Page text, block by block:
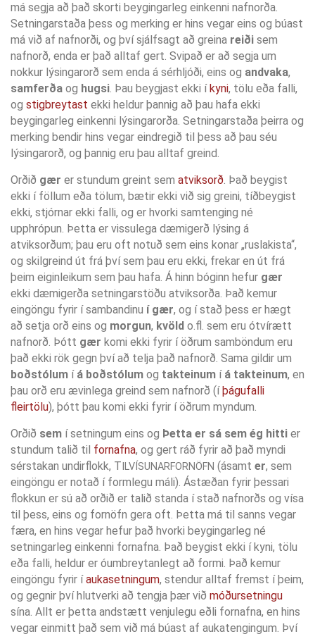
má segja að það skorti beygingarleg einkenni nafnorða.
Setningarstaða þess og merking er hins vegar eins og búast
má við af nafnorði, og því sjálfsagt að greina reiði sem
nafnorð, enda er það alltaf gert. Svipað er að segja um
nokkur lýsingarorð sem enda á sérhljóði, eins og andvaka,
samferða og hugsi. Þau beygjast ekki íkyni, tölu eða falli,
og stigbreytast ekki heldur þannig að þau hafa ekki
beygingarleg einkenni lýsingarorða. Setningarstaða þeirra og
merking bendir hins vegar eindregið til þess að þau séu
lýsingarorð, og þannig eru þau alltaf greind.
Orðið gær er stundum greint sem atviksorð. Það beygist
ekki í föllum eða tölum, bætir ekki við sig greini, tíðbeygist
ekki, stjórnar ekki falli, og er hvorki samtenging né
upphrópun. Þetta er vissulega dæmigerð lýsing á
atviksorðum; þau eru oft notuð sem eins konar „ruslakista“,
og skilgreind út frá því sem þau eru ekki, frekar en út frá
þeim eiginleikum sem þau hafa. Á hinn bóginn hefur gær
ekki dæmigerða setningarstöðu atviksorða. Það kemur
eingöngu fyrir í sambandinu í gær, og í stað þess er hægt
að setja orð eins og morgun, kvöld o.fl. sem eru ótvírætt
nafnorð. Þótt gær komi ekki fyrir í öðrum samböndum eru
það ekki rök gegn því að telja það nafnorð. Sama gildir um
boðstólum í á boðstólum og takteinum í á takteinum, en
þau orð eru ævinlega greind sem nafnorð (íþágufalli
fleirtölu), þótt þau komi ekki fyrir í öðrum myndum.
Orðið sem í setningum eins og Þetta er sá sem ég hitti er
stundum talið til fornafna, og gert ráð fyrir að það myndi
sérstakan undirflokk, T ILVÍSUNARFORNÖFN (ásamt er, sem
eingöngu er notað í formlegu máli). Ástæðan fyrir þessari
flokkun er sú að orðið er talið standa í stað nafnorðs og vísa
til þess, eins og fornöfn gera oft. Þetta má til sanns vegar
færa, en hins vegar hefur það hvorki beygingarleg né
setningarleg einkenni fornafna. Það beygist ekki í kyni, tölu
eða falli, heldur er óumbreytanlegt að formi. Það kemur
eingöngu fyrir íaukasetningum, stendur alltaf fremst í þeim,
og gegnir því hlutverki að tengja þær við móðursetningu
sína. Allt er þetta andstætt venjulegu eðli fornafna, en hins
vegar einmitt það sem við má búast af aukatengingum. Því